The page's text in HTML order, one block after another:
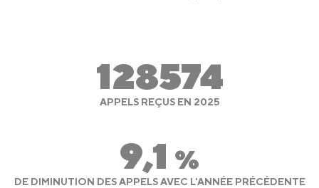
128574
APPELS REÇUS EN 2025
9,1 %
DE DIMINUTION DES APPELS AVEC L'ANNÉE PRÉCÉDENTE